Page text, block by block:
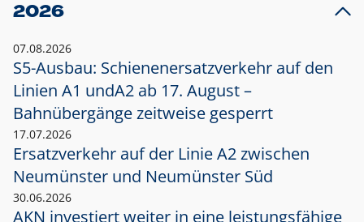
2026
07.08.2026
S5-Ausbau: Schienenersatzverkehr auf den
Linien A1 undA2 ab 17. August –
Bahnübergänge zeitweise gesperrt
17.07.2026
Ersatzverkehr auf der Linie A2 zwischen
Neumünster und Neumünster Süd
30.06.2026
AKN investiert weiter in eine leistungsfähige